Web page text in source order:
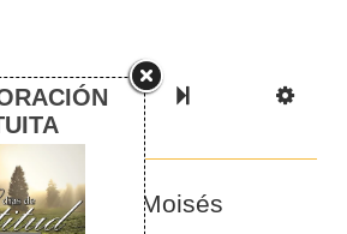
Chapter
Read the Full Chapter
Next Chapter
Next Book
Jehová á Moisés